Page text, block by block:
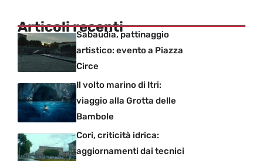
Articoli recentiSabaudia, pattinaggio
artistico: evento a Piazza
Circe
Il volto marino di Itri:
viaggio alla Grotta delle
Bambole
Cori, criticità idrica:
aggiornamenti dai tecnici